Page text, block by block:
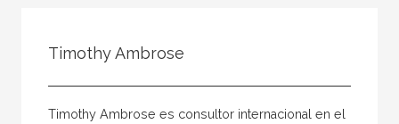
Timothy Ambrose
Timothy Ambrose es consultor internacional en el